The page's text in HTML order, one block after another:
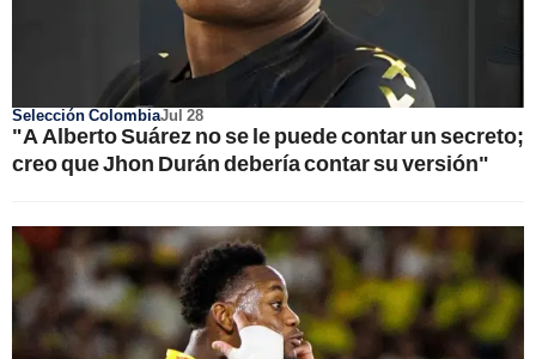
Selección ColombiaJul 28
"A Alberto Suárez no se le puede contar un secreto;
creo que Jhon Durán debería contar su versión"